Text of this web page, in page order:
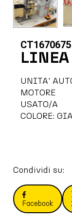
CT1670675
UNITA'
MOTORE
USATO/A
COLORE:
Condividi su:
Facebook